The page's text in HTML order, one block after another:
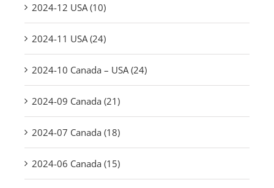
2024-12 USA (10)
2024-11 USA (24)
2024-10 Canada – USA (24)
2024-09 Canada (21)
2024-07 Canada (18)
2024-06 Canada (15)